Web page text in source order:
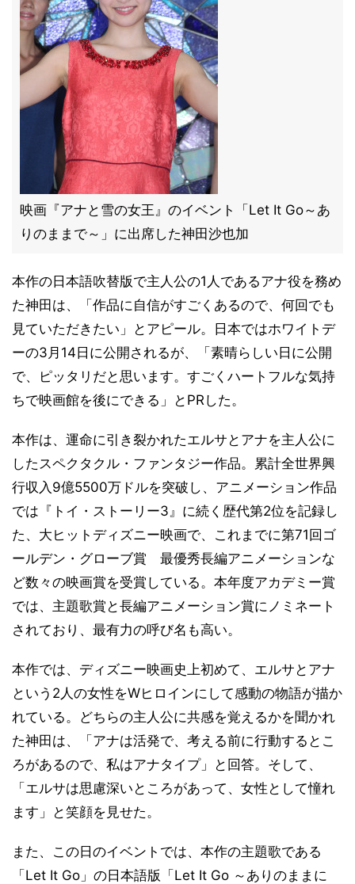
映画『アナと雪の女王』のイベント「Let It Go～あ
りのままで～」に出席した神田沙也加
本作の日本語吹替版で主人公の1人であるアナ役を務め
た神田は、「作品に自信がすごくあるので、何回でも
見ていただきたい」とアピール。日本ではホワイトデ
ーの3月14日に公開されるが、「素晴らしい日に公開
で、ピッタリだと思います。すごくハートフルな気持
ちで映画館を後にできる」とPRした。
本作は、運命に引き裂かれたエルサとアナを主人公に
したスペクタクル・ファンタジー作品。累計全世界興
行収入9億5500万ドルを突破し、アニメーション作品
では『トイ・ストーリー3』に続く歴代第2位を記録し
た、大ヒットディズニー映画で、これまでに第71回ゴ
ールデン・グローブ賞 最優秀長編アニメーションな
ど数々の映画賞を受賞している。本年度アカデミー賞
では、主題歌賞と長編アニメーション賞にノミネート
されており、最有力の呼び名も高い。
本作では、ディズニー映画史上初めて、エルサとアナ
という2人の女性をWヒロインにして感動の物語が描か
れている。どちらの主人公に共感を覚えるかを聞かれ
た神田は、「アナは活発で、考える前に行動するとこ
ろがあるので、私はアナタイプ」と回答。そして、
「エルサは思慮深いところがあって、女性として憧れ
ます」と笑顔を見せた。
また、この日のイベントでは、本作の主題歌である
「Let It Go」の日本語版「Let It Go ～ありのままに